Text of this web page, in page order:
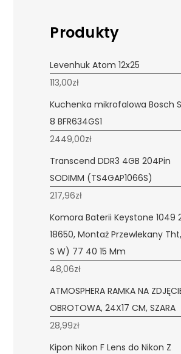
Produkty
Levenhuk Atom 12x25
113,00zł
Kuchenka mikrofalowa Bosch
8 BFR634GS1
2449,00zł
Transcend DDR3 4GB 204Pin
SODIMM (TS4GAP1066S)
217,96zł
Komora Baterii Keystone 1049
18650, Montaż Przewlekany
S W) 77 40 15 Mm
48,06zł
ATMOSPHERA RAMKA NA
OBROTOWA, 24X17 CM, SZARA
28,99zł
Kipon Nikon F Lens do Nikon Z